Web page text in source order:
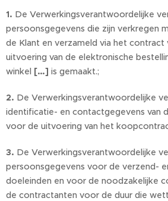
1. De Verwerkingsverantwoordelijke
persoonsgegevens die zijn verkregen
de Klant en verzameld via het
uitvoering van de elektronische
winkel […] is gemaakt.;
2. De Verwerkingsverantwoordelijke
identificatie- en contactgegevens van
voor de uitvoering van het
3. De Verwerkingsverantwoordelijke
persoonsgegevens voor de verzend-
doeleinden en voor de noodzakelijke
de contractanten voor de duur die